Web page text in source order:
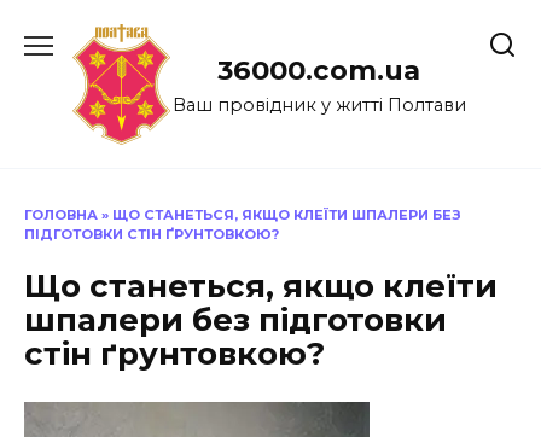
до
36000.com.ua
Ваш провідник у житті Полтави
ГОЛОВНА » ЩО СТАНЕТЬСЯ, ЯКЩО КЛЕЇТИ ШПАЛЕРИ БЕЗ
ПІДГОТОВКИ СТІН ҐРУНТОВКОЮ?
Що станеться, якщо клеїти
шпалери без підготовки
стін ґрунтовкою?